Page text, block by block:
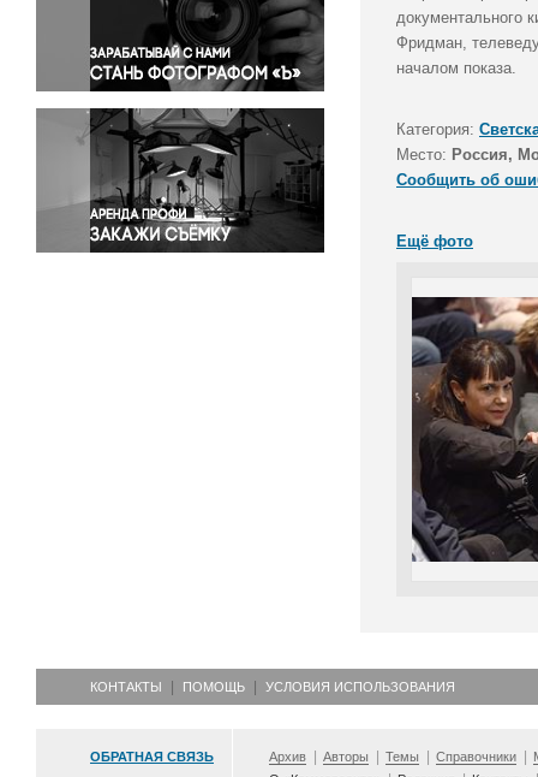
Правосудие
Происшествия и конфликты
Религия
Светская жизнь
Спорт
Экология
Экономика и бизнес
документального
Фридман,
началом показа.
Категория:
Место: Россия,
Сообщить об
Ещё фото
КОНТАКТЫ ПОМОЩЬ УСЛОВИЯ ИСПОЛЬЗОВАНИЯ
ОБРАТНАЯ СВЯЗЬ Архив Авторы Темы Справочники